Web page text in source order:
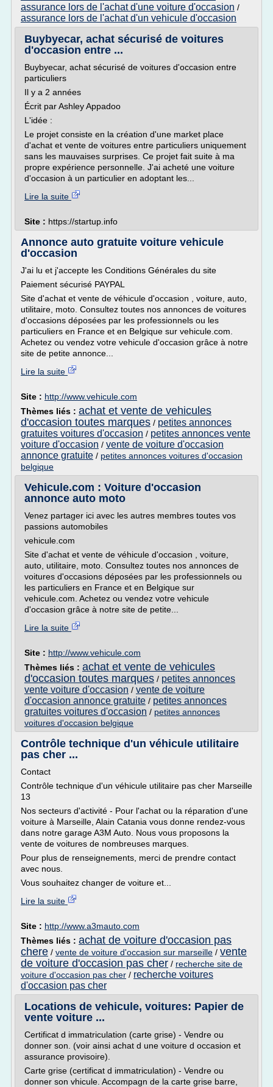
assurance lors de l'achat d'une voiture d'occasion /
assurance lors de l'achat d'un vehicule d'occasion
Buybyecar, achat sécurisé de voitures
d'occasion entre ...
Buybyecar, achat sécurisé de voitures d'occasion entre
particuliers
Il y a 2 années
Écrit par Ashley Appadoo
L'idée :
Le projet consiste en la création d'une market place
d'achat et vente de voitures entre particuliers uniquement
sans les mauvaises surprises. Ce projet fait suite à ma
propre expérience personnelle. J'ai acheté une voiture
d'occasion à un particulier en adoptant les...
Lire la suite
Site : https://startup.info
Annonce auto gratuite voiture vehicule
d'occasion
J'ai lu et j'accepte les Conditions Générales du site
Paiement sécurisé PAYPAL
Site d'achat et vente de véhicule d'occasion , voiture, auto,
utilitaire, moto. Consultez toutes nos annonces de voitures
d'occasions déposées par les professionnels ou les
particuliers en France et en Belgique sur vehicule.com.
Achetez ou vendez votre vehicule d'occasion grâce à notre
site de petite annonce...
Lire la suite
Site : http://www.vehicule.com
Thèmes liés : achat et vente de vehicules
d'occasion toutes marques / petites annonces
gratuites voitures d'occasion / petites annonces vente
voiture d'occasion / vente de voiture d'occasion
annonce gratuite / petites annonces voitures d'occasion
belgique
Vehicule.com : Voiture d'occasion
annonce auto moto
Venez partager ici avec les autres membres toutes vos
passions automobiles
vehicule.com
Site d'achat et vente de véhicule d'occasion , voiture,
auto, utilitaire, moto. Consultez toutes nos annonces de
voitures d'occasions déposées par les professionnels ou
les particuliers en France et en Belgique sur
vehicule.com. Achetez ou vendez votre vehicule
d'occasion grâce à notre site de petite...
Lire la suite
Site : http://www.vehicule.com
Thèmes liés : achat et vente de vehicules
d'occasion toutes marques / petites annonces
vente voiture d'occasion / vente de voiture
d'occasion annonce gratuite / petites annonces
gratuites voitures d'occasion / petites annonces
voitures d'occasion belgique
Contrôle technique d'un véhicule utilitaire
pas cher ...
Contact
Contrôle technique d'un véhicule utilitaire pas cher Marseille
13
Nos secteurs d'activité - Pour l'achat ou la réparation d'une
voiture à Marseille, Alain Catania vous donne rendez-vous
dans notre garage A3M Auto. Nous vous proposons la
vente de voitures de nombreuses marques.
Pour plus de renseignements, merci de prendre contact
avec nous.
Vous souhaitez changer de voiture et...
Lire la suite
Site : http://www.a3mauto.com
Thèmes liés : achat de voiture d'occasion pas
chere / vente de voiture d'occasion sur marseille / vente
de voiture d'occasion pas cher / recherche site de
voiture d'occasion pas cher / recherche voitures
d'occasion pas cher
Locations de vehicule, voitures: Papier de
vente voiture ...
Certificat d immatriculation (carte grise) - Vendre ou
donner son. (voir ainsi achat d une voiture d occasion et
assurance provisoire).
Carte grise (certificat d immatriculation) - Vendre ou
donner son vhicule. Accompagn de la carte grise barre,